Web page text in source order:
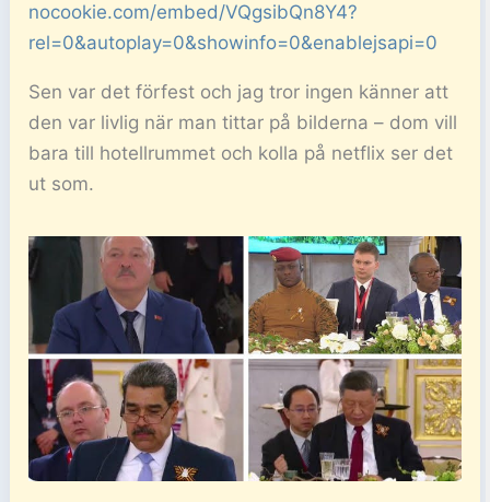
nocookie.com/embed/VQgsibQn8Y4?
rel=0&autoplay=0&showinfo=0&enablejsapi=0
Sen var det förfest och jag tror ingen känner att
den var livlig när man tittar på bilderna – dom vill
bara till hotellrummet och kolla på netflix ser det
ut som.